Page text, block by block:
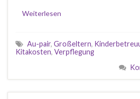
Weiterlesen
Au-pair, Großeltern,
Kitakosten, Verpflegung